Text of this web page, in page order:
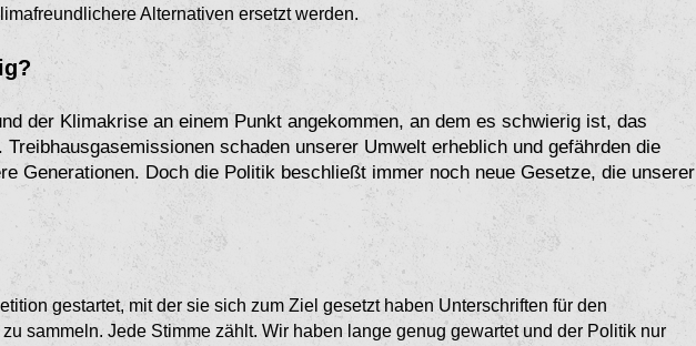
Alternativen ersetzt werden.
der Klimakrise an einem Punkt angekommen, an dem es schwierig ist, das
schaden unserer Umwelt erheblich und gefährden die
Generationen. Doch die Politik beschließt immer noch neue Gesetze, die unserer
gestartet, mit der sie sich zum Ziel gesetzt haben Unterschriften für den
sammeln. Jede Stimme zählt. Wir haben lange genug gewartet und der Politik nur